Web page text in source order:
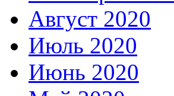
Август 2020
Июль 2020
Июнь 2020